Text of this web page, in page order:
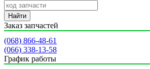
Найти
Заказ запчастей
(068) 866-48-61
(066) 338-13-58
График работы